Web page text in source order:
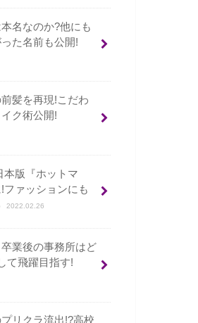
名なのか?他にも
た名前も公開!
髪を再現!こだわ
ク術公開!
本版『ホットマ
ファッションにも
2022.02.26
業後の事務所はど
て飛躍目指す!
リクラ流出!?高校